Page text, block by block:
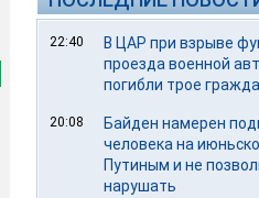
22:40
В ЦАР при взрыве
проезда военной
погибли трое
20:08
Байден намерен
человека на
Путиным и не
нарушать